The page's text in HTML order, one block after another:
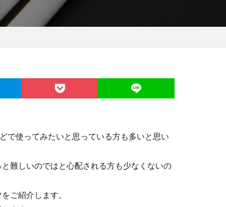
で使ってみたいと思っている方も多いと思い
難しいのではと心配される方も少なくないの
ご紹介します。